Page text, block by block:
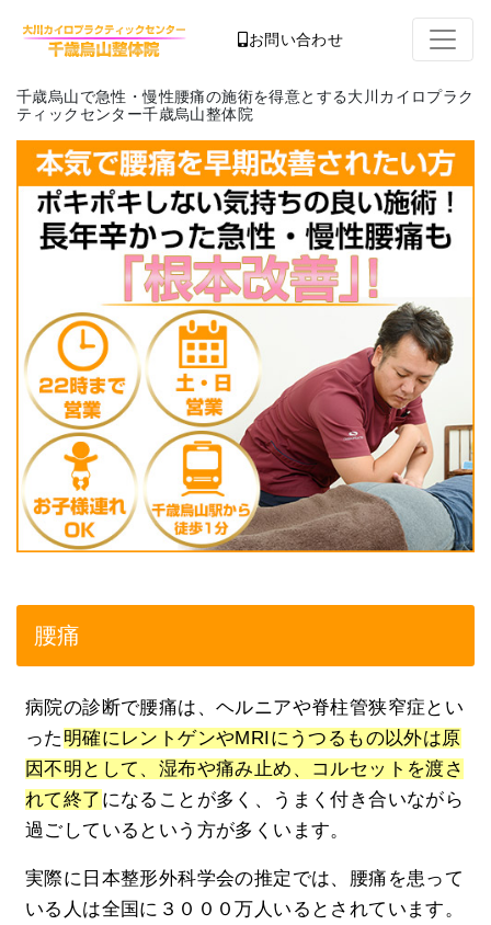
お問い合わせ
千歳烏山で急性・慢性腰痛の施術を得意とする大川カイロプラク
ティックセンター千歳烏山整体院
腰痛
病院の診断で腰痛は、ヘルニアや脊柱管狭窄症とい
った 明確にレントゲンやMRIにうつるもの以外は原
因不明として、湿布や痛み止め、コルセットを渡さ
れて終了 になることが多く、うまく付き合いながら
過ごしているという方が多くいます。
実際に日本整形外科学会の推定では、腰痛を患って
いる人は全国に３０００万人いるとされています。